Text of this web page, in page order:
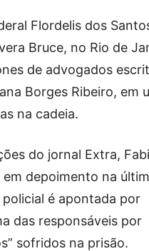
Flordelis dos
Bruce, no Rio de
de advogados
Borges Ribeiro,
na cadeia.
do jornal Extra,
depoimento na
é apontada por
das responsáveis por
sofridos na prisão.